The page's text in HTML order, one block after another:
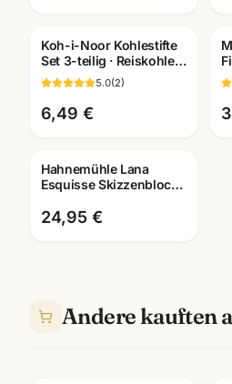
Koh-i-Noor Kohlestifte
Set 3-teilig · Reiskohle
weiss + schwarz ·
Künstlerbedarf
5.0(2)
6,49 €
Hahnemühle Lana
Esquisse Skizzenblock
Künstlerbedarf
Mannheim
24,95 €
Andere kauften